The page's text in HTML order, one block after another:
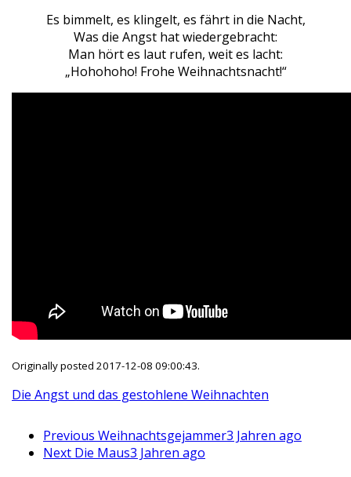
Es bimmelt, es klingelt, es fährt in die Nacht,
Was die Angst hat wiedergebracht:
Man hört es laut rufen, weit es lacht:
„Hohohoho! Frohe Weihnachtsnacht!“
Originally posted 2017-12-08 09:00:43.
Die Angst und das gestohlene Weihnachten
Previous Weihnachtsgejammer3 Jahren ago
Next Die Maus3 Jahren ago